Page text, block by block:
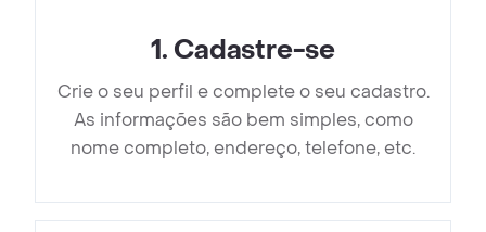
1. Cadastre-se
Crie o seu perfil e complete o seu cadastro.
As informações são bem simples, como
nome completo, endereço, telefone, etc.